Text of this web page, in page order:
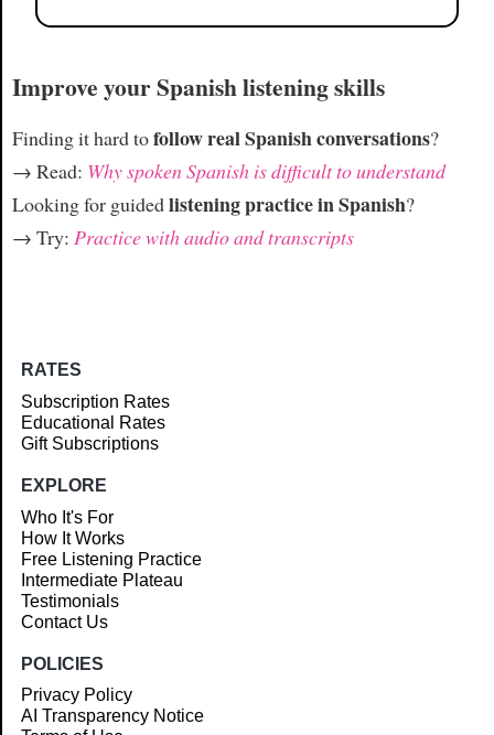
Improve your Spanish listening skills
Finding it hard tofollow real Spanish conversations?
→ Read: Why spoken Spanish is difficult to understand
Looking for guidedlistening practice in Spanish?
→ Try: Practice with audio and transcripts
RATES
Subscription Rates
Educational Rates
Gift Subscriptions
EXPLORE
Who It's For
How It Works
Free Listening Practice
Intermediate Plateau
Testimonials
Contact Us
POLICIES
Privacy Policy
AI Transparency Notice